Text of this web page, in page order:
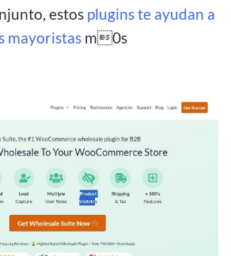
estos plugins te ayudan a
mayoristas m0s